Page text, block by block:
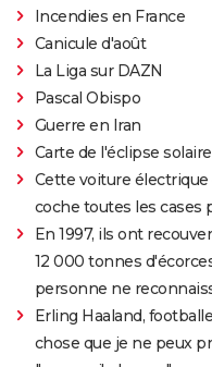
Incendies en France
Canicule d'août
La Liga sur DAZN
Pascal Obispo
Guerre en Iran
Carte de l'éclipse
Cette voiture électrique
coche toutes les cases
En 1997, ils ont
12 000 tonnes
personne ne
Erling Haaland,
chose que je ne peux